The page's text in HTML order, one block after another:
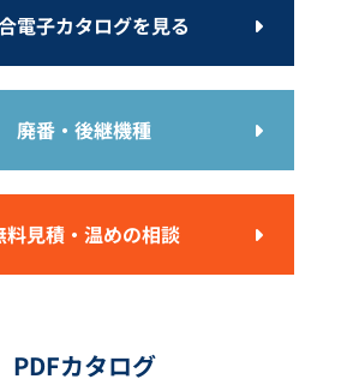
ード
カタログダウンロード
電子カタログを見る
廃番・後継機種
料見積・温めの相談
PDFカタログ